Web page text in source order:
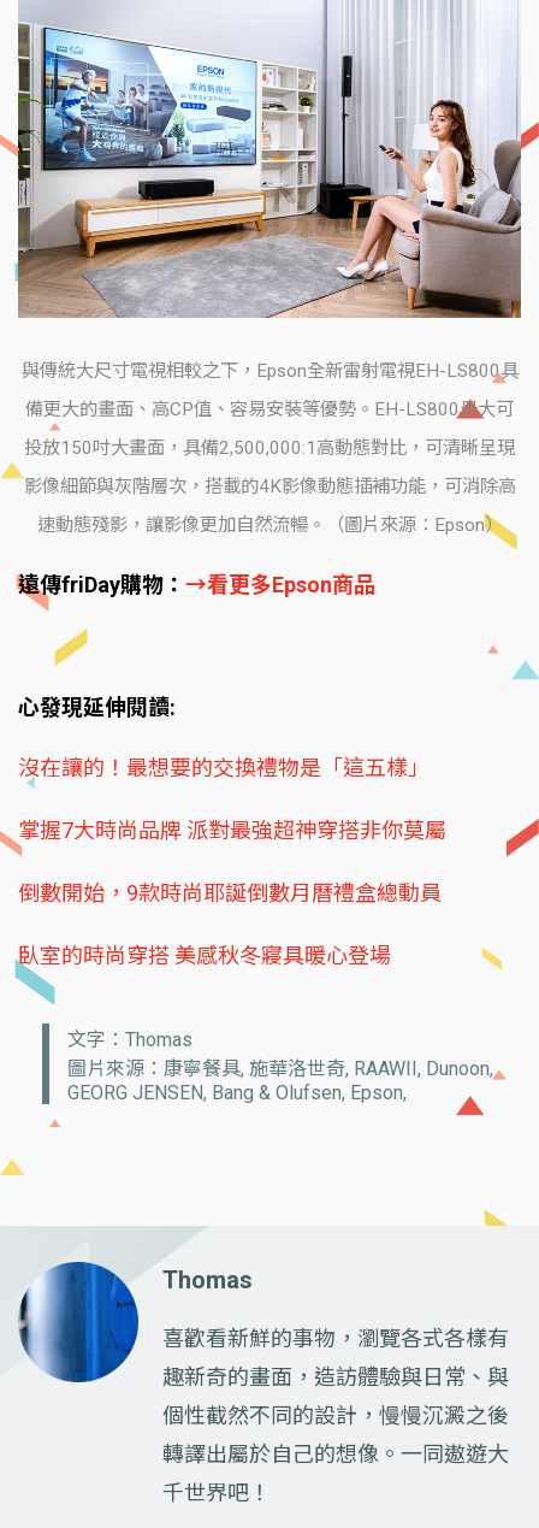
與傳統大尺寸電視相較之下，Epson全新雷射電視EH-LS800具
備更大的畫面、高CP值、容易安裝等優勢。EH-LS800最大可
投放150吋大畫面，具備2,500,000:1高動態對比，可清晰呈現
影像細節與灰階層次，搭載的4K影像動態插補功能，可消除高
速動態殘影，讓影像更加自然流暢。（圖片來源：Epson）
遠傳friDay購物： →看更多Epson商品
心發現延伸閱讀:
沒在讓的！最想要的交換禮物是「這五樣」
掌握7大時尚品牌 派對最強超神穿搭非你莫屬
倒數開始，9款時尚耶誕倒數月曆禮盒總動員
臥室的時尚穿搭 美感秋冬寢具暖心登場
文字：Thomas
圖片來源：康寧餐具, 施華洛世奇, RAAWII, Dunoon,
GEORG JENSEN, Bang & Olufsen, Epson,
Thomas
喜歡看新鮮的事物，瀏覽各式各樣有
趣新奇的畫面，造訪體驗與日常、與
個性截然不同的設計，慢慢沉澱之後
轉譯出屬於自己的想像。一同遨遊大
千世界吧！